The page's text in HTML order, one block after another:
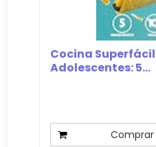
Cocina
Adolescentes: 5...